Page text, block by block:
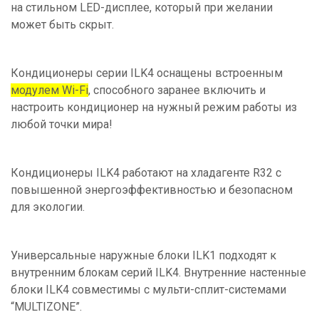
на стильном LED-дисплее, который при желании
может быть скрыт.
Кондиционеры серии ILK4 оснащены встроенным
модулем Wi-Fi, способного заранее включить и
настроить кондиционер на нужный режим работы из
любой точки мира!
Кондиционеры ILK4 работают на хладагенте R32 с
повышенной энергоэффективностью и безопасном
для экологии.
Универсальные наружные блоки ILK1 подходят к
внутренним блокам серий ILK4. Внутренние настенные
блоки ILK4 cовместимы с мульти-сплит-системами
“MULTIZONE”.